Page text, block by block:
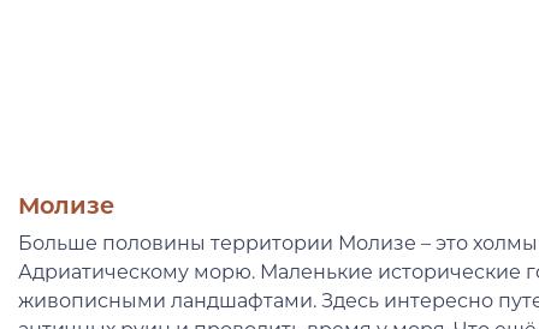
Молизе
Больше половины территории Молизе – это
Адриатическому морю. Маленькие исторические
живописными ландшафтами. Здесь интересно